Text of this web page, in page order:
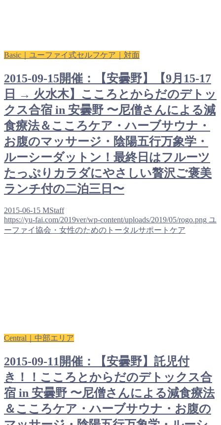
Basic｜ユーファイ式セルフケア｜対面
2015-09-15開催：【安曇野】【9月15-17
日 → 火水木】こころとからだのデトッ
クス合宿 in 安曇野 〜尼僧さんによる減
食療法＆こころケア・ハーブサウナ・
お腹のマッサージ・陰陽五行万象学・
ルーシーダットン！最終日はフルーツ
たっぷりカラダにやさしい贅沢ご褒美
ランチ付の二泊三日〜
2015-06-15 MStaff
https://yu-fai.com/2019ver/wp-content/uploads/2019/05/rogo.png ユ
ーファイ協会・女性のためのトータルサポートケア
Central｜中部エリア
2015-09-11開催：【安曇野】託児付
き！！こころとからだのデトックス合
宿 in 安曇野 〜尼僧さんによる減食療法
＆こころケア・ハーブサウナ・お腹の